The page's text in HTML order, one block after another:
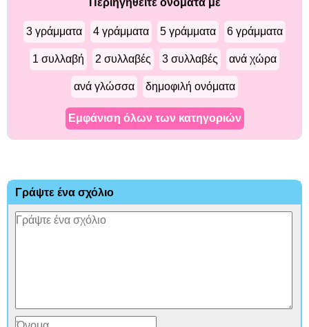
Περιηγηθείτε ονόματα με
3 γράμματα 4 γράμματα 5 γράμματα 6 γράμματα
1 συλλαβή 2 συλλαβές 3 συλλαβές ανά χώρα
ανά γλώσσα δημοφιλή ονόματα
Εμφάνιση όλων των κατηγοριών
Γράψτε ένα σχόλιο